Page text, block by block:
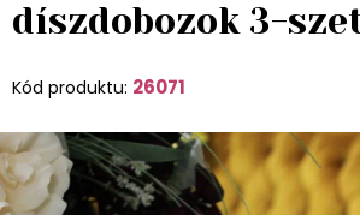
díszdobozok 3-
Kód produktu: 26071